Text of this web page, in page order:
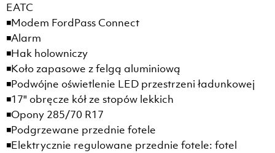
EATC
◾Modem FordPass Connect
◾Alarm
◾Hak holowniczy
◾Koło zapasowe z felgą aluminiową
◾Podwójne oświetlenie LED przestrzeni ładunkowej
◾17" obręcze kół ze stopów lekkich
◾Opony 285/70 R17
◾Podgrzewane przednie fotele
◾Elektrycznie regulowane przednie fotele: fotel